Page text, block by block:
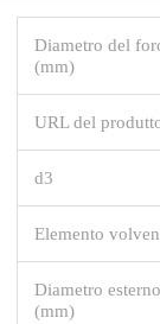
Diametro del
(mm)
URL del
d3
Elemento
Diametro esterno
(mm)